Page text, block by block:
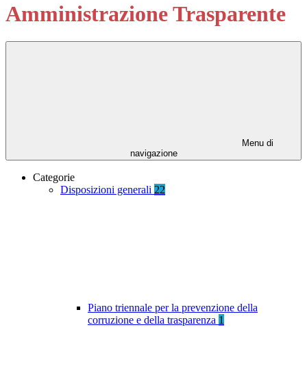
Amministrazione Trasparente
Menu di
navigazione
Categorie
Disposizioni generali 22
Piano triennale per la prevenzione della
corruzione e della trasparenza 1